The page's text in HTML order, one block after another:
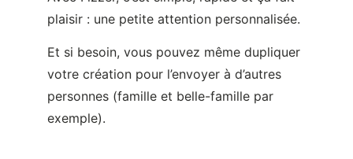
plaisir : une petite attention personnalisée.
Et si besoin, vous pouvez même dupliquer
votre création pour l’envoyer à d’autres
personnes (famille et belle-famille par
exemple).